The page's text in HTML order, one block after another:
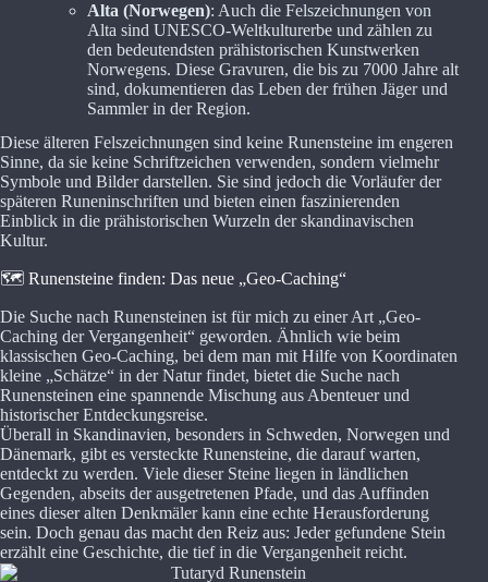
Alta (Norwegen): Auch die Felszeichnungen von
Alta sind UNESCO-Weltkulturerbe und zählen zu
den bedeutendsten prähistorischen Kunstwerken
Norwegens. Diese Gravuren, die bis zu 7000 Jahre alt
sind, dokumentieren das Leben der frühen Jäger und
Sammler in der Region.
Diese älteren Felszeichnungen sind keine Runensteine im engeren
Sinne, da sie keine Schriftzeichen verwenden, sondern vielmehr
Symbole und Bilder darstellen. Sie sind jedoch die Vorläufer der
späteren Runeninschriften und bieten einen faszinierenden
Einblick in die prähistorischen Wurzeln der skandinavischen
Kultur.
🗺️ Runensteine finden: Das neue „Geo-Caching“
Die Suche nach Runensteinen ist für mich zu einer Art „Geo-
Caching der Vergangenheit“ geworden. Ähnlich wie beim
klassischen Geo-Caching, bei dem man mit Hilfe von Koordinaten
kleine „Schätze“ in der Natur findet, bietet die Suche nach
Runensteinen eine spannende Mischung aus Abenteuer und
historischer Entdeckungsreise.
Überall in Skandinavien, besonders in Schweden, Norwegen und
Dänemark, gibt es versteckte Runensteine, die darauf warten,
entdeckt zu werden. Viele dieser Steine liegen in ländlichen
Gegenden, abseits der ausgetretenen Pfade, und das Auffinden
eines dieser alten Denkmäler kann eine echte Herausforderung
sein. Doch genau das macht den Reiz aus: Jeder gefundene Stein
erzählt eine Geschichte, die tief in die Vergangenheit reicht.